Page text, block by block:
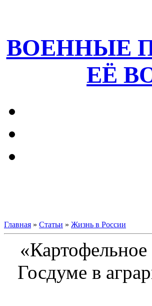
ВОЕННЫЕ
ЕЁ
Главная » Статьи » Жизнь в России
Госдуме в